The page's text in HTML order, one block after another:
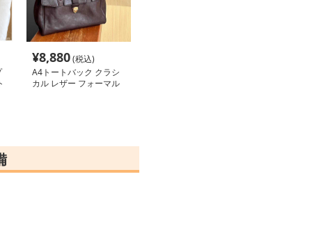
¥8,880(税込)
A4トートバック クラシ
カル レザー フォーマル